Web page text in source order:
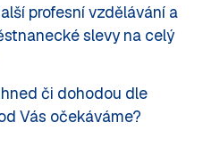
profesní vzdělávání a
slevy na celý
či dohodou dle
Vás očekáváme?